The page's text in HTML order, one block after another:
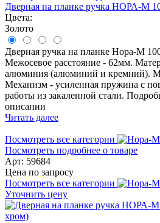
Дверная на планке ручка НОРА-М
Цвета:
Золото
Дверная ручка на планке Нора-М
Межосевое расстояние - 62мм.
алюминия (алюминий и кремний).
Механизм - усиленная пружина с
работы из закаленной стали.
описании
Читать далее
Посмотреть все категории
Посмотреть подробнее о товаре
Арт: 59684
Цена по запросу
Посмотреть все категории
Уточнить цену